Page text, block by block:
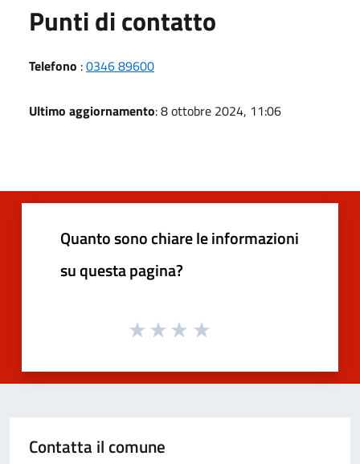
Punti di contatto
Telefono :0346 89600
Ultimo aggiornamento: 8 ottobre 2024, 11:06
Quanto sono chiare le informazioni
su questa pagina?
Contatta il comune